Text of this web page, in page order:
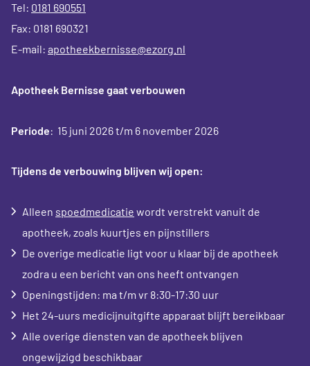
Tel: 0181 690551
Fax: 0181 690321
E-mail: apotheekbernisse@ezorg.nl
Apotheek Bernisse gaat verbouwen
Periode: 15 juni 2026 t/m 6 november 2026
Tijdens de verbouwing blijven wij open:
Alleen spoedmedicatie wordt verstrekt vanuit de
apotheek, zoals kuurtjes en pijnstillers
De overige medicatie ligt voor u klaar bij de apotheek
zodra u een bericht van ons heeft ontvangen
Openingstijden: ma t/m vr 8:30-17:30 uur
Het 24-uurs medicijnuitgifte apparaat blijft bereikbaar
Alle overige diensten van de apotheek blijven
ongewijzigd beschikbaar